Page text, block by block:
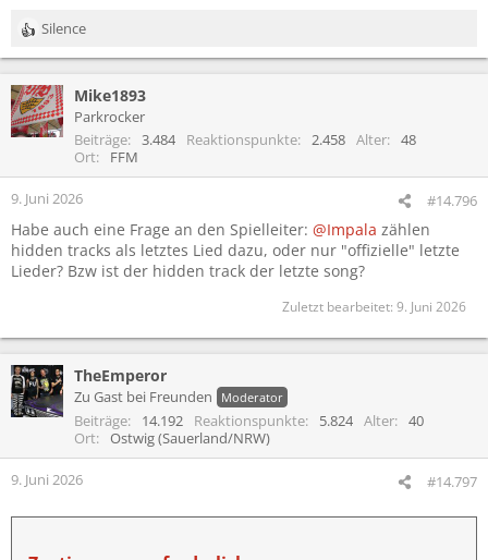
R
e
k
t
i
n
:
Silence
Mike1893
Parkrocker
Beiträge
3.484 Reaktionspunkte 2.458 Alter
48
Ort
FFM
9. Juni 2026 #14.796
Habe auch eine Frage an den Spielleiter: @Impala zählen
hidden tracks als letztes Lied dazu, oder nur "offizielle" letzte
Lieder? Bzw ist der hidden track der letzte song?
Zuletzt bearbeitet: 9. Juni 2026
TheEmperor
Zu Gast bei Freunden Moderator
Beiträge 14.192 Reaktionspunkte 5.824 Alter
40
Ort
Ostwig (Sauerland/NRW)
9. Juni 2026 #14.797